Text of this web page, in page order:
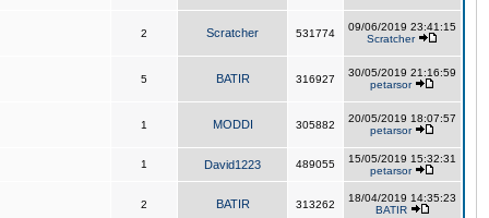
2 Scratcher 531774
09/06/2019 23:41:15
Scratcher
5 BATIR 316927
30/05/2019 21:16:59
petarsor
1 MODDI 305882
20/05/2019 18:07:57
petarsor
1 David1223 489055
15/05/2019 15:32:31
petarsor
2 BATIR 313262
18/04/2019 14:35:23
BATIR